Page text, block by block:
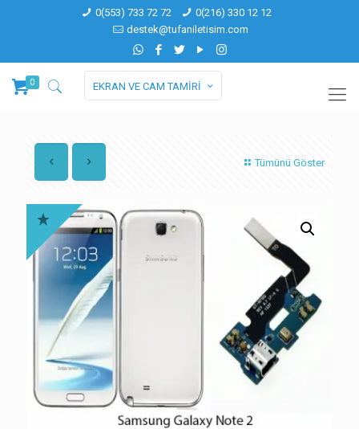
0(553) 733 72 72
0(216) 330 12 12
destek@tufaniletisim.com
0 EKRAN VE CAM TAMİRİ
Tümünü Göster